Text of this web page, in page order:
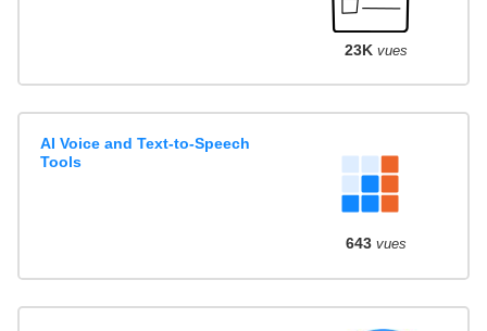
23K vues
AI Voice and Text-to-Speech
Tools
643 vues